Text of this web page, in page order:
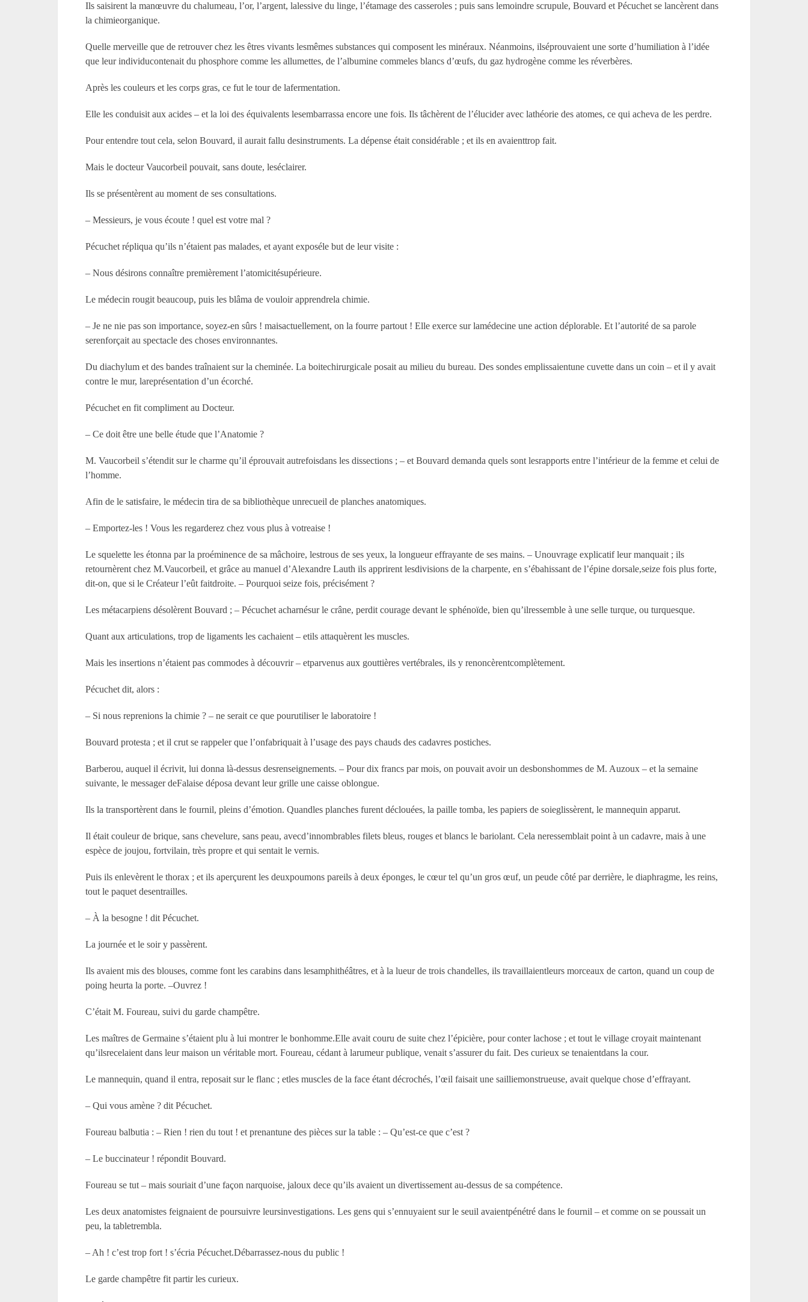
Ils saisirent la manœuvre du chalumeau, l’or, l’argent, lalessive du linge, l’étamage des casseroles ; puis sans lemoindre scrupule, Bouvard et Pécuchet se lancèrent dans
la chimieorganique.
Quelle merveille que de retrouver chez les êtres vivants lesmêmes substances qui composent les minéraux. Néanmoins, ilséprouvaient une sorte d’humiliation à l’idée
que leur individucontenait du phosphore comme les allumettes, de l’albumine commeles blancs d’œufs, du gaz hydrogène comme les réverbères.
Après les couleurs et les corps gras, ce fut le tour de lafermentation.
Elle les conduisit aux acides – et la loi des équivalents lesembarrassa encore une fois. Ils tâchèrent de l’élucider avec lathéorie des atomes, ce qui acheva de les perdre.
Pour entendre tout cela, selon Bouvard, il aurait fallu desinstruments. La dépense était considérable ; et ils en avaienttrop fait.
Mais le docteur Vaucorbeil pouvait, sans doute, leséclairer.
Ils se présentèrent au moment de ses consultations.
– Messieurs, je vous écoute ! quel est votre mal ?
Pécuchet répliqua qu’ils n’étaient pas malades, et ayant exposéle but de leur visite :
– Nous désirons connaître premièrement l’atomicitésupérieure.
Le médecin rougit beaucoup, puis les blâma de vouloir apprendrela chimie.
– Je ne nie pas son importance, soyez-en sûrs ! maisactuellement, on la fourre partout ! Elle exerce sur lamédecine une action déplorable. Et l’autorité de sa parole
serenforçait au spectacle des choses environnantes.
Du diachylum et des bandes traînaient sur la cheminée. La boitechirurgicale posait au milieu du bureau. Des sondes emplissaientune cuvette dans un coin – et il y avait
contre le mur, lareprésentation d’un écorché.
Pécuchet en fit compliment au Docteur.
– Ce doit être une belle étude que l’Anatomie ?
M. Vaucorbeil s’étendit sur le charme qu’il éprouvait autrefoisdans les dissections ; – et Bouvard demanda quels sont lesrapports entre l’intérieur de la femme et celui de
l’homme.
Afin de le satisfaire, le médecin tira de sa bibliothèque unrecueil de planches anatomiques.
– Emportez-les ! Vous les regarderez chez vous plus à votreaise !
Le squelette les étonna par la proéminence de sa mâchoire, lestrous de ses yeux, la longueur effrayante de ses mains. – Unouvrage explicatif leur manquait ; ils
retournèrent chez M.Vaucorbeil, et grâce au manuel d’Alexandre Lauth ils apprirent lesdivisions de la charpente, en s’ébahissant de l’épine dorsale,seize fois plus forte,
dit-on, que si le Créateur l’eût faitdroite. – Pourquoi seize fois, précisément ?
Les métacarpiens désolèrent Bouvard ; – Pécuchet acharnésur le crâne, perdit courage devant le sphénoïde, bien qu’ilressemble à une selle turque, ou turquesque.
Quant aux articulations, trop de ligaments les cachaient – etils attaquèrent les muscles.
Mais les insertions n’étaient pas commodes à découvrir – etparvenus aux gouttières vertébrales, ils y renoncèrentcomplètement.
Pécuchet dit, alors :
– Si nous reprenions la chimie ? – ne serait ce que pourutiliser le laboratoire !
Bouvard protesta ; et il crut se rappeler que l’onfabriquait à l’usage des pays chauds des cadavres postiches.
Barberou, auquel il écrivit, lui donna là-dessus desrenseignements. – Pour dix francs par mois, on pouvait avoir un desbonshommes de M. Auzoux – et la semaine
suivante, le messager deFalaise déposa devant leur grille une caisse oblongue.
Ils la transportèrent dans le fournil, pleins d’émotion. Quandles planches furent déclouées, la paille tomba, les papiers de soieglissèrent, le mannequin apparut.
Il était couleur de brique, sans chevelure, sans peau, avecd’innombrables filets bleus, rouges et blancs le bariolant. Cela neressemblait point à un cadavre, mais à une
espèce de joujou, fortvilain, très propre et qui sentait le vernis.
Puis ils enlevèrent le thorax ; et ils aperçurent les deuxpoumons pareils à deux éponges, le cœur tel qu’un gros œuf, un peude côté par derrière, le diaphragme, les reins,
tout le paquet desentrailles.
– À la besogne ! dit Pécuchet.
La journée et le soir y passèrent.
Ils avaient mis des blouses, comme font les carabins dans lesamphithéâtres, et à la lueur de trois chandelles, ils travaillaientleurs morceaux de carton, quand un coup de
poing heurta la porte. –Ouvrez !
C’était M. Foureau, suivi du garde champêtre.
Les maîtres de Germaine s’étaient plu à lui montrer le bonhomme.Elle avait couru de suite chez l’épicière, pour conter lachose ; et tout le village croyait maintenant
qu’ilsrecelaient dans leur maison un véritable mort. Foureau, cédant à larumeur publique, venait s’assurer du fait. Des curieux se tenaientdans la cour.
Le mannequin, quand il entra, reposait sur le flanc ; etles muscles de la face étant décrochés, l’œil faisait une sailliemonstrueuse, avait quelque chose d’effrayant.
– Qui vous amène ? dit Pécuchet.
Foureau balbutia : – Rien ! rien du tout ! et prenantune des pièces sur la table : – Qu’est-ce que c’est ?
– Le buccinateur ! répondit Bouvard.
Foureau se tut – mais souriait d’une façon narquoise, jaloux dece qu’ils avaient un divertissement au-dessus de sa compétence.
Les deux anatomistes feignaient de poursuivre leursinvestigations. Les gens qui s’ennuyaient sur le seuil avaientpénétré dans le fournil – et comme on se poussait un
peu, la tabletrembla.
– Ah ! c’est trop fort ! s’écria Pécuchet.Débarrassez-nous du public !
Le garde champêtre fit partir les curieux.